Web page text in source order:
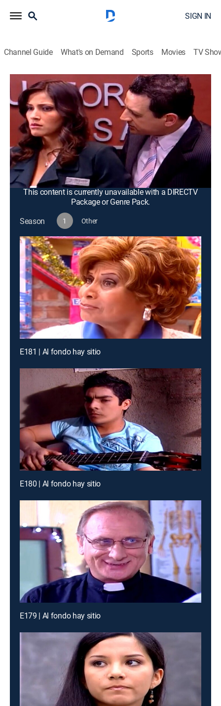
SIGN IN
Channel Guide What's on Demand Sports Movies TV
Al fondo hay sitio
S1 E138 | Al fondo hay sitio
Romance, Comedy drama |2009
Una familia rica y una familia humilde vuelven a
encontrarse cinco años después, ahora viviendo en la
misma zona exclusiva. Aunque son opuestos, sus
vidas vuelven a entrelazarse, dando inicio a una nueva
etapa llena de humor y conflicto.
This content is currently unavailable with a DIRECTV
Package or Genre Pack.
Season
1 Other
E181 | Al fondo hay sitio
E180 | Al fondo hay sitio
E179 | Al fondo hay sitio